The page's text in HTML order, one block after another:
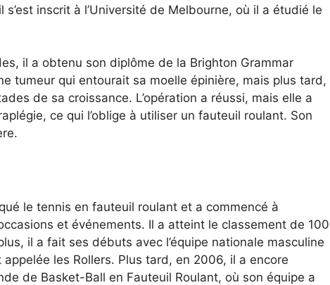
s’est inscrit à l’Université de Melbourne, où il a étudié le
il a obtenu son diplôme de la Brighton Grammar
tumeur qui entourait sa moelle épinière, mais plus tard,
de sa croissance. L’opération a réussi, mais elle a
ce qui l’oblige à utiliser un fauteuil roulant. Son
le tennis en fauteuil roulant et a commencé à
et événements. Il a atteint le classement de 100
il a fait ses débuts avec l’équipe nationale masculine
les Rollers. Plus tard, en 2006, il a encore
de Basket-Ball en Fauteuil Roulant, où son équipe a